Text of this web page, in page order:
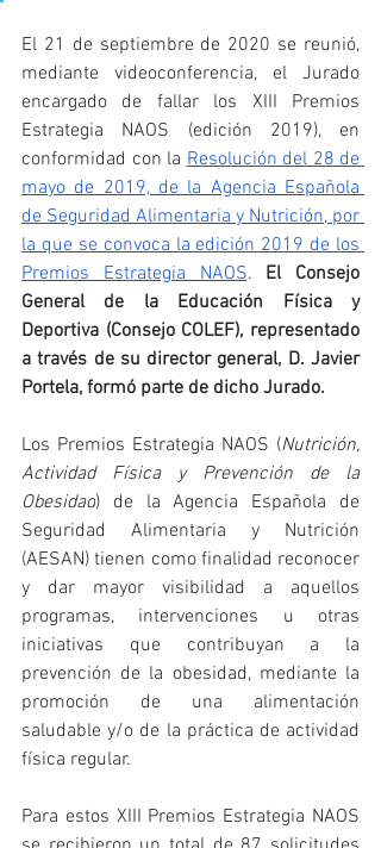
El 21 de septiembre de 2020 se reunió,
mediante videoconferencia, el Jurado
encargado de fallar los XIII Premios
Estrategia NAOS (edición 2019), en
conformidad con la Resolución del 28 de
mayo de 2019, de la Agencia Española
de Seguridad Alimentaria y Nutrición, por
la que se convoca la edición 2019 de los
Premios Estrategia NAOS. El Consejo
General de la Educación Física y
Deportiva (Consejo COLEF), representado
a través de su director general, D. Javier
Portela, formó parte de dicho Jurado.
Los Premios Estrategia NAOS (Nutrición,
Actividad Física y Prevención de la
Obesidad) de la Agencia Española de
Seguridad Alimentaria y Nutrición
(AESAN) tienen como finalidad reconocer
y dar mayor visibilidad a aquellos
programas, intervenciones u otras
iniciativas que contribuyan a la
prevención de la obesidad, mediante la
promoción de una alimentación
saludable y/o de la práctica de actividad
física regular.
Para estos XIII Premios Estrategia NAOS